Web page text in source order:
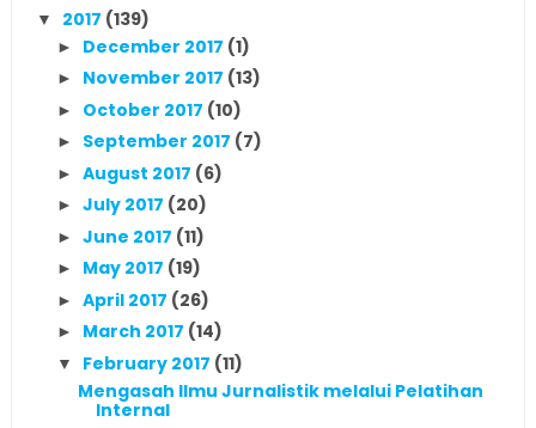
▼ 2017 (139)
► December 2017 (1)
► November 2017 (13)
► October 2017 (10)
► September 2017 (7)
► August 2017 (6)
► July 2017 (20)
► June 2017 (11)
► May 2017 (19)
► April 2017 (26)
► March 2017 (14)
▼ February 2017 (11)
Mengasah Ilmu Jurnalistik melalui Pelatihan
Internal